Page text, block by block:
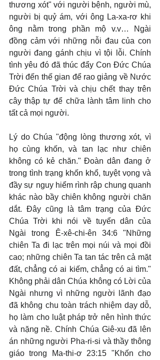
thương xót" với người bệnh, người mù,
người bị quỷ ám, với ông La-xa-rơ khi
ông nằm trong phần mộ v.v… Ngài
đồng cảm với những nỗi đau của con
người đang gánh chịu vì tội lỗi. Chính
tình yêu đó đã thúc đẩy Con Đức Chúa
Trời đến thế gian để rao giảng về Nước
Đức Chúa Trời và chịu chết thay trên
cây thập tự để chữa lành tâm linh cho
tất cả mọi người.
Lý do Chúa "động lòng thương xót, vì
họ cùng khốn, và tan lạc như chiên
không có kẻ chăn." Đoàn dân đang ở
trong tình trạng khốn khổ, tuyệt vọng và
đầy sự nguy hiểm rình rập chung quanh
khác nào bầy chiên không người chăn
dắt. Đây cũng là tâm trạng của Đức
Chúa Trời khi nói về tuyển dân của
Ngài trong Ê-xê-chi-ên 34:6 "Những
chiên Ta đi lạc trên mọi núi và mọi đồi
cao; những chiên Ta tan tác trên cả mặt
đất, chẳng có ai kiếm, chẳng có ai tìm."
Không phải dân Chúa không có Lời của
Ngài nhưng vì những người lãnh đạo
đã không chu toàn trách nhiệm dạy dỗ,
họ làm cho luật pháp trở nên hình thức
và nặng nề. Chính Chúa Giê-xu đã lên
án những người Pha-ri-si và thầy thông
giáo trong Ma-thi-ơ 23:15 "Khốn cho